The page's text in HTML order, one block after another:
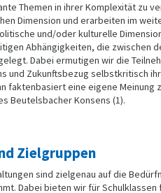
Themen in ihrer Komplexität zu
Dimension und erarbeiten im
und/oder kulturelle
Abhängigkeiten, die zwischen
Dabei ermutigen wir die
und Zukunftsbezug selbstkritisch
faktenbasiert eine eigene
Beutelsbacher Konsens (1).
Zielgruppen
sind zielgenau auf die
Dabei bieten wir für